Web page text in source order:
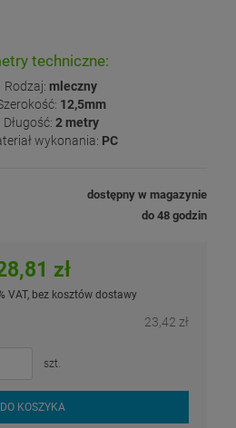
techniczne:
Rodzaj: mleczny
12,5mm
Długość: 2 metry
wykonania: PC
dostępny w magazynie
do 48 godzin
zł
VAT, bez kosztów dostawy
23,42 zł
szt.
DO KOSZYKA